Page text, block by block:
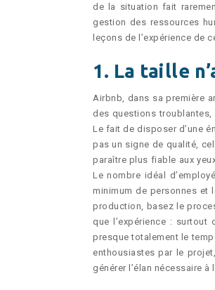
de la situation fait
gestion des ressources
leçons de l’expérience de
1. La taille
Airbnb, dans sa première
des questions troublantes,
Le fait de disposer d’une
pas un signe de qualité,
paraître plus fiable aux
Le nombre idéal
minimum de personnes et
production, basez le
que l’expérience :
presque totalement le
enthousiastes par le
générer l’élan nécessaire